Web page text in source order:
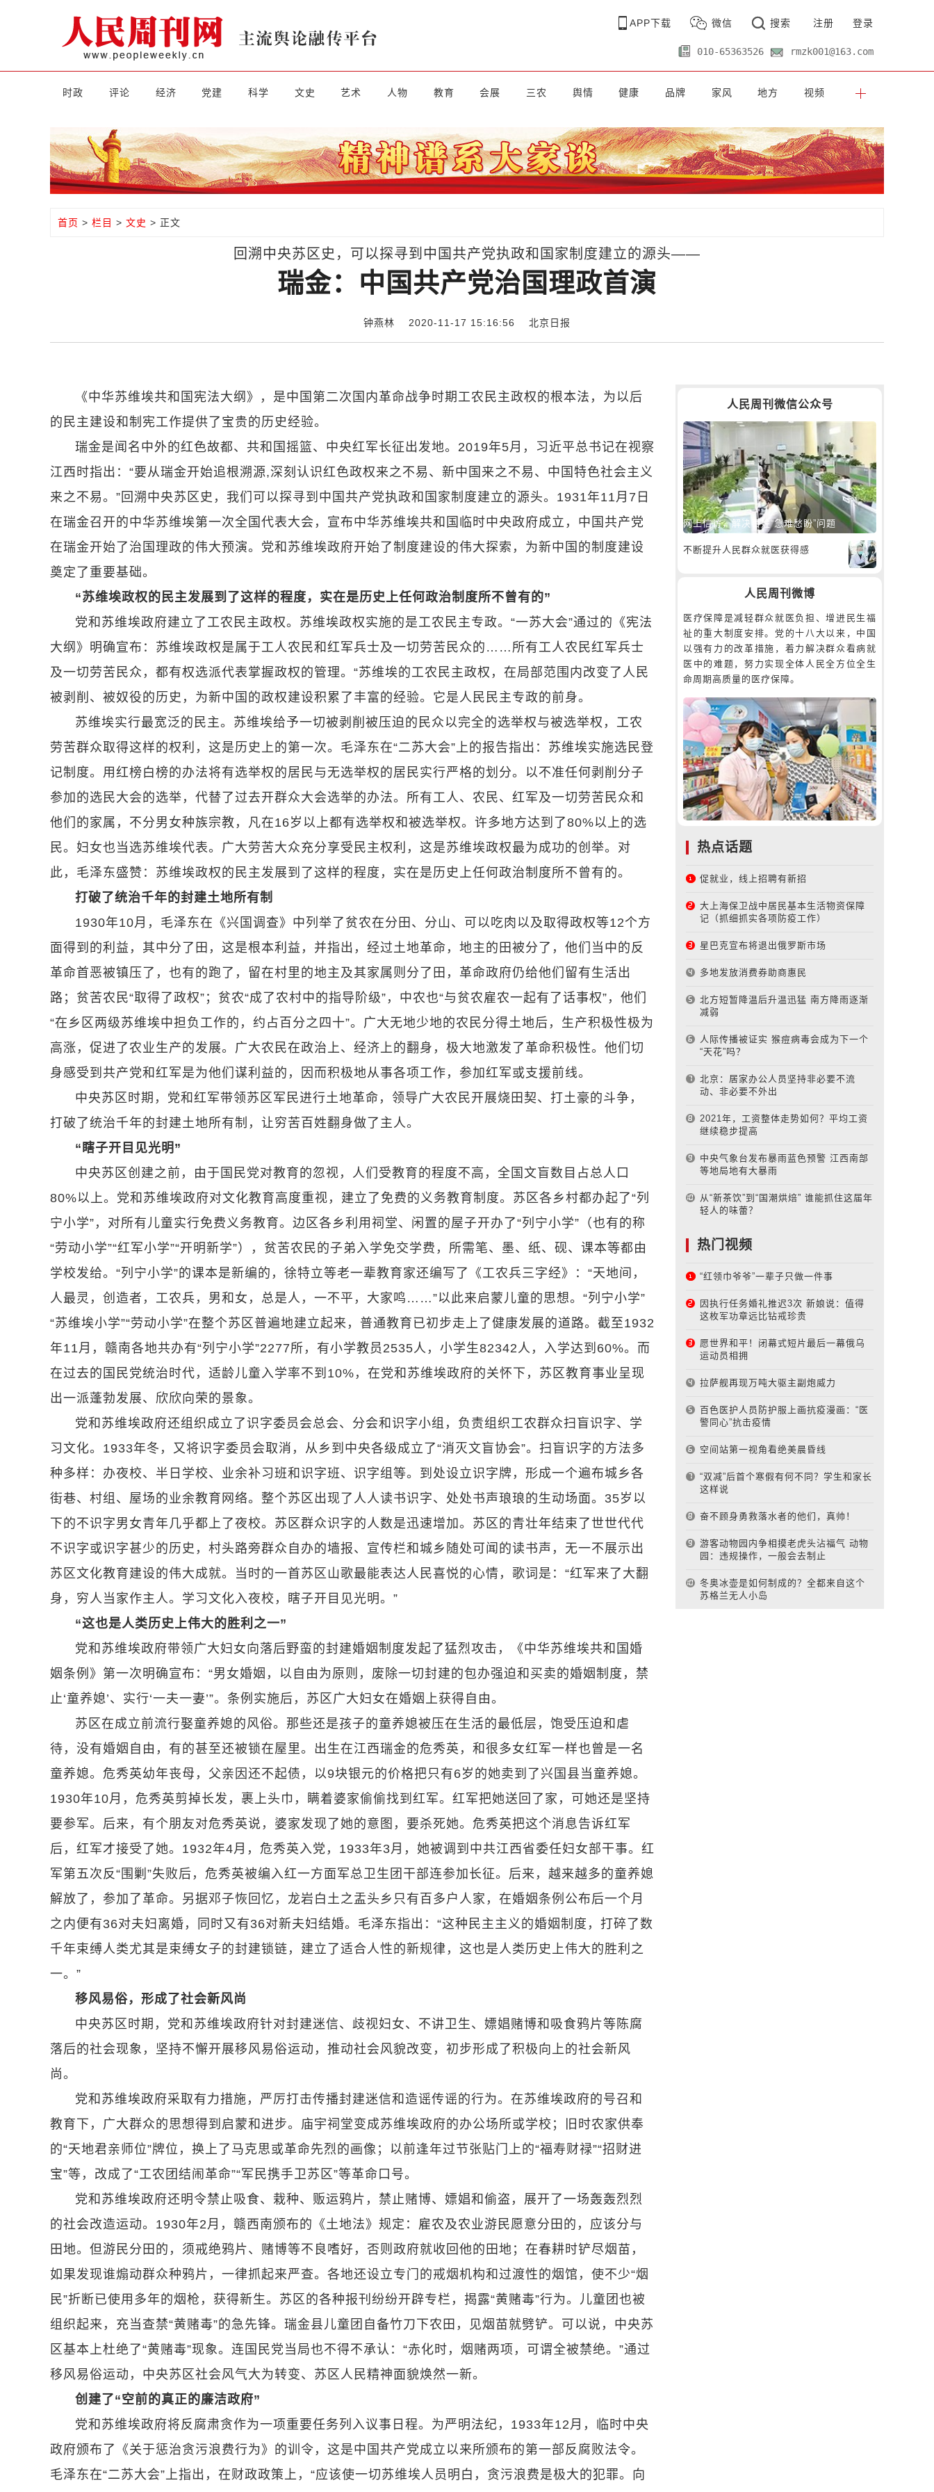
APP下载 微信 搜索 注册 登录
010-65363526 rmzk001@163.com
时政 评论 经济 党建 科学 文史 艺术 人物 教育 会展 三农 舆情 健康 品牌 家风 地方 视频
首页 > 栏目 > 文史 > 正文
回溯中央苏区史，可以探寻到中国共产党执政和国家制度建立的源头——
瑞金：中国共产党治国理政首演
钟燕林 2020-11-17 15:16:56 北京日报
《中华苏维埃共和国宪法大纲》，是中国第二次国内革命战争时期工农民主政权的根本法，为以后
的民主建设和制宪工作提供了宝贵的历史经验。
瑞金是闻名中外的红色故都、共和国摇篮、中央红军长征出发地。2019年5月，习近平总书记在视察
江西时指出：“要从瑞金开始追根溯源,深刻认识红色政权来之不易、新中国来之不易、中国特色社会主义
来之不易。”回溯中央苏区史，我们可以探寻到中国共产党执政和国家制度建立的源头。1931年11月7日
在瑞金召开的中华苏维埃第一次全国代表大会，宣布中华苏维埃共和国临时中央政府成立，中国共产党
在瑞金开始了治国理政的伟大预演。党和苏维埃政府开始了制度建设的伟大探索，为新中国的制度建设
奠定了重要基础。
“苏维埃政权的民主发展到了这样的程度，实在是历史上任何政治制度所不曾有的”
党和苏维埃政府建立了工农民主政权。苏维埃政权实施的是工农民主专政。“一苏大会”通过的《宪法
大纲》明确宣布：苏维埃政权是属于工人农民和红军兵士及一切劳苦民众的……所有工人农民红军兵士
及一切劳苦民众，都有权选派代表掌握政权的管理。“苏维埃的工农民主政权，在局部范围内改变了人民
被剥削、被奴役的历史，为新中国的政权建设积累了丰富的经验。它是人民民主专政的前身。
苏维埃实行最宽泛的民主。苏维埃给予一切被剥削被压迫的民众以完全的选举权与被选举权，工农
劳苦群众取得这样的权利，这是历史上的第一次。毛泽东在“二苏大会”上的报告指出：苏维埃实施选民登
记制度。用红榜白榜的办法将有选举权的居民与无选举权的居民实行严格的划分。以不准任何剥削分子
参加的选民大会的选举，代替了过去开群众大会选举的办法。所有工人、农民、红军及一切劳苦民众和
他们的家属，不分男女种族宗教，凡在16岁以上都有选举权和被选举权。许多地方达到了80%以上的选
民。妇女也当选苏维埃代表。广大劳苦大众充分享受民主权利，这是苏维埃政权最为成功的创举。对
此，毛泽东盛赞：苏维埃政权的民主发展到了这样的程度，实在是历史上任何政治制度所不曾有的。
打破了统治千年的封建土地所有制
1930年10月，毛泽东在《兴国调查》中列举了贫农在分田、分山、可以吃肉以及取得政权等12个方
面得到的利益，其中分了田，这是根本利益，并指出，经过土地革命，地主的田被分了，他们当中的反
革命首恶被镇压了，也有的跑了，留在村里的地主及其家属则分了田，革命政府仍给他们留有生活出
路；贫苦农民“取得了政权”；贫农“成了农村中的指导阶级”，中农也“与贫农雇农一起有了话事权”，他们
“在乡区两级苏维埃中担负工作的，约占百分之四十”。广大无地少地的农民分得土地后，生产积极性极为
高涨，促进了农业生产的发展。广大农民在政治上、经济上的翻身，极大地激发了革命积极性。他们切
身感受到共产党和红军是为他们谋利益的，因而积极地从事各项工作，参加红军或支援前线。
中央苏区时期，党和红军带领苏区军民进行土地革命，领导广大农民开展烧田契、打土豪的斗争，
打破了统治千年的封建土地所有制，让穷苦百姓翻身做了主人。
“瞎子开目见光明”
中央苏区创建之前，由于国民党对教育的忽视，人们受教育的程度不高，全国文盲数目占总人口
80%以上。党和苏维埃政府对文化教育高度重视，建立了免费的义务教育制度。苏区各乡村都办起了“列
宁小学”，对所有儿童实行免费义务教育。边区各乡利用祠堂、闲置的屋子开办了“列宁小学”（也有的称
“劳动小学”“红军小学”“开明新学”），贫苦农民的子弟入学免交学费，所需笔、墨、纸、砚、课本等都由
学校发给。“列宁小学”的课本是新编的，徐特立等老一辈教育家还编写了《工农兵三字经》：“天地间，
人最灵，创造者，工农兵，男和女，总是人，一不平，大家鸣……”以此来启蒙儿童的思想。“列宁小学”
“苏维埃小学”“劳动小学”在整个苏区普遍地建立起来，普通教育已初步走上了健康发展的道路。截至1932
年11月，赣南各地共办有“列宁小学”2277所，有小学教员2535人，小学生82342人，入学达到60%。而
在过去的国民党统治时代，适龄儿童入学率不到10%，在党和苏维埃政府的关怀下，苏区教育事业呈现
出一派蓬勃发展、欣欣向荣的景象。
党和苏维埃政府还组织成立了识字委员会总会、分会和识字小组，负责组织工农群众扫盲识字、学
习文化。1933年冬，又将识字委员会取消，从乡到中央各级成立了“消灭文盲协会”。扫盲识字的方法多
种多样：办夜校、半日学校、业余补习班和识字班、识字组等。到处设立识字牌，形成一个遍布城乡各
街巷、村组、屋场的业余教育网络。整个苏区出现了人人读书识字、处处书声琅琅的生动场面。35岁以
下的不识字男女青年几乎都上了夜校。苏区群众识字的人数是迅速增加。苏区的青壮年结束了世世代代
不识字或识字甚少的历史，村头路旁群众自办的墙报、宣传栏和城乡随处可闻的读书声，无一不展示出
苏区文化教育建设的伟大成就。当时的一首苏区山歌最能表达人民喜悦的心情，歌词是：“红军来了大翻
身，穷人当家作主人。学习文化入夜校，瞎子开目见光明。”
“这也是人类历史上伟大的胜利之一”
党和苏维埃政府带领广大妇女向落后野蛮的封建婚姻制度发起了猛烈攻击，《中华苏维埃共和国婚
姻条例》第一次明确宣布：“男女婚姻，以自由为原则，废除一切封建的包办强迫和买卖的婚姻制度，禁
止‘童养媳’、实行‘一夫一妻’”。条例实施后，苏区广大妇女在婚姻上获得自由。
苏区在成立前流行娶童养媳的风俗。那些还是孩子的童养媳被压在生活的最低层，饱受压迫和虐
待，没有婚姻自由，有的甚至还被锁在屋里。出生在江西瑞金的危秀英，和很多女红军一样也曾是一名
童养媳。危秀英幼年丧母，父亲因还不起债，以9块银元的价格把只有6岁的她卖到了兴国县当童养媳。
1930年10月，危秀英剪掉长发，裹上头巾，瞒着婆家偷偷找到红军。红军把她送回了家，可她还是坚持
要参军。后来，有个朋友对危秀英说，婆家发现了她的意图，要杀死她。危秀英把这个消息告诉红军
后，红军才接受了她。1932年4月，危秀英入党，1933年3月，她被调到中共江西省委任妇女部干事。红
军第五次反“围剿”失败后，危秀英被编入红一方面军总卫生团干部连参加长征。后来，越来越多的童养媳
解放了，参加了革命。另据邓子恢回忆，龙岩白土之盂头乡只有百多户人家，在婚姻条例公布后一个月
之内便有36对夫妇离婚，同时又有36对新夫妇结婚。毛泽东指出：“这种民主主义的婚姻制度，打碎了数
千年束缚人类尤其是束缚女子的封建锁链，建立了适合人性的新规律，这也是人类历史上伟大的胜利之
一。”
移风易俗，形成了社会新风尚
中央苏区时期，党和苏维埃政府针对封建迷信、歧视妇女、不讲卫生、嫖娼赌博和吸食鸦片等陈腐
落后的社会现象，坚持不懈开展移风易俗运动，推动社会风貌改变，初步形成了积极向上的社会新风
尚。
党和苏维埃政府采取有力措施，严厉打击传播封建迷信和造谣传谣的行为。在苏维埃政府的号召和
教育下，广大群众的思想得到启蒙和进步。庙宇祠堂变成苏维埃政府的办公场所或学校；旧时农家供奉
的“天地君亲师位”牌位，换上了马克思或革命先烈的画像；以前逢年过节张贴门上的“福寿财禄”“招财进
宝”等，改成了“工农团结闹革命”“军民携手卫苏区”等革命口号。
党和苏维埃政府还明令禁止吸食、栽种、贩运鸦片，禁止赌博、嫖娼和偷盗，展开了一场轰轰烈烈
的社会改造运动。1930年2月，赣西南颁布的《土地法》规定：雇农及农业游民愿意分田的，应该分与
田地。但游民分田的，须戒绝鸦片、赌博等不良嗜好，否则政府就收回他的田地；在春耕时铲尽烟苗，
如果发现谁煽动群众种鸦片，一律抓起来严查。各地还设立专门的戒烟机构和过渡性的烟馆，使不少“烟
民”折断已使用多年的烟枪，获得新生。苏区的各种报刊纷纷开辟专栏，揭露“黄赌毒”行为。儿童团也被
组织起来，充当查禁“黄赌毒”的急先锋。瑞金县儿童团自备竹刀下农田，见烟苗就劈铲。可以说，中央苏
区基本上杜绝了“黄赌毒”现象。连国民党当局也不得不承认：“赤化时，烟赌两项，可谓全被禁绝。”通过
移风易俗运动，中央苏区社会风气大为转变、苏区人民精神面貌焕然一新。
创建了“空前的真正的廉洁政府”
党和苏维埃政府将反腐肃贪作为一项重要任务列入议事日程。为严明法纪，1933年12月，临时中央
政府颁布了《关于惩治贪污浪费行为》的训令，这是中国共产党成立以来所颁布的第一部反腐败法令。
毛泽东在“二苏大会”上指出，在财政政策上，“应该使一切苏维埃人员明白，贪污浪费是极大的犯罪。向
人民周刊微信公众号
网上信访，解决百姓“急难愁盼”问题
不断提升人民群众就医获得感
人民周刊微博
医疗保障是减轻群众就医负担、增进民生福
祉的重大制度安排。党的十八大以来，中国
以强有力的改革措施，着力解决群众看病就
医中的难题，努力实现全体人民全方位全生
命周期高质量的医疗保障。
热点话题
促就业，线上招聘有新招
大上海保卫战中居民基本生活物资保障
记（抓细抓实各项防疫工作）
星巴克宣布将退出俄罗斯市场
多地发放消费券助商惠民
北方短暂降温后升温迅猛 南方降雨逐渐
减弱
人际传播被证实 猴痘病毒会成为下一个
“天花”吗？
北京：居家办公人员坚持非必要不流
动、非必要不外出
2021年，工资整体走势如何？平均工资
继续稳步提高
中央气象台发布暴雨蓝色预警 江西南部
等地局地有大暴雨
从“新茶饮”到“国潮烘焙” 谁能抓住这届年
轻人的味蕾？
热门视频
“红领巾爷爷”一辈子只做一件事
因执行任务婚礼推迟3次 新娘说：值得
这枚军功章远比钻戒珍贵
愿世界和平！闭幕式短片最后一幕俄乌
运动员相拥
拉萨舰再现万吨大驱主副炮威力
百色医护人员防护服上画抗疫漫画：“医
警同心”抗击疫情
空间站第一视角看绝美晨昏线
“双减”后首个寒假有何不同？学生和家长
这样说
奋不顾身勇救落水者的他们，真帅！
游客动物园内争相摸老虎头沾福气 动物
园：违规操作，一般会去制止
冬奥冰壶是如何制成的？全都来自这个
苏格兰无人小岛